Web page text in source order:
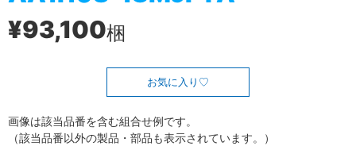
¥93,100梱
お気に入り
画像は該当品番を含む組合せ例です。
（該当品番以外の製品・部品も表示されています。）